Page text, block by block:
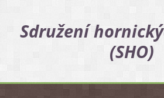
Sdružení
(SHO)